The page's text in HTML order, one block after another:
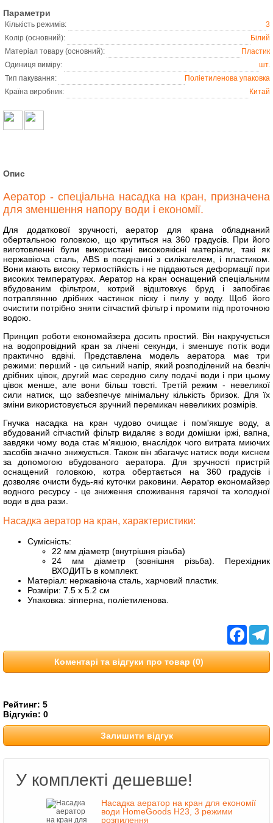
Параметри
Кількість режимів:
3
Колір (основний):
Білий
Матеріал товару (основний):
Пластик
Одиниця виміру:
шт.
Тип пакування:
Поліетиленова упаковка
Країна виробник:
Китай
Опис
Аератор - спеціальна насадка на кран, призначена
для зменшення напору води і економії.
Для додаткової зручності, аератор для крана обладнаний
обертальною головкою, що крутиться на 360 градусів. При його
виготовленні були використані високоякісні матеріали, такі як
нержавіюча сталь, ABS в поєднанні з силікагелем, і пластиком.
Вони мають високу термостійкість і не піддаються деформації при
високих температурах. Аератор на кран оснащений спеціальним
вбудованим фільтром, котрий відштовхує бруд і запобігає
потраплянню дрібних частинок піску і пилу у воду. Щоб його
очистити потрібно зняти сітчастий фільтр і промити під проточною
водою.
Принцип роботи економайзера досить простий. Він накручується
на водопровідний кран за лічені секунди, і зменшує потік води
практично вдвічі. Представлена модель аератора має три
режими: перший - це сильний напір, який розподілений на безліч
дрібних цівок, другий має середню силу подачі води і при цьому
цівок менше, але вони більш товсті. Третій режим - невеликої
сили натиск, що забезпечує мінімальну кількість бризок. Для їх
зміни використовується зручний перемикач невеликих розмірів.
Гнучка насадка на кран чудово очищає і пом'якшує воду, а
вбудований сітчастий фільтр видаляє з води домішки іржі, вапна,
завдяки чому вода стає м'якшою, внаслідок чого витрата миючих
засобів значно знижується. Також він збагачує натиск води киснем
за допомогою вбудованого аератора. Для зручності пристрій
оснащений головкою, котра обертається на 360 градусів і
дозволяє очисти будь-які куточки раковини. Аератор економайзер
водного ресурсу - це зниження споживання гарячої та холодної
води в два рази.
Насадка аератор на кран, характеристики:
Cумісність:
22 мм діаметр (внутрішня різьба)
24 мм діаметр (зовнішня різьба). Перехідник
ВХОДИТЬ в комплект.
Матеріал: нержавіюча сталь, харчовий пластик.
Розміри: 7.5 x 5.2 см
Упаковка: зіпперна, поліетиленова.
Коментарі та відгуки про товар (0)
Рейтинг: 5
Відгуків: 0
Залишити відгук
У комплекті дешевше!
Насадка аератор на кран для економії
води HomeGoods H23, 3 режими
розпилення